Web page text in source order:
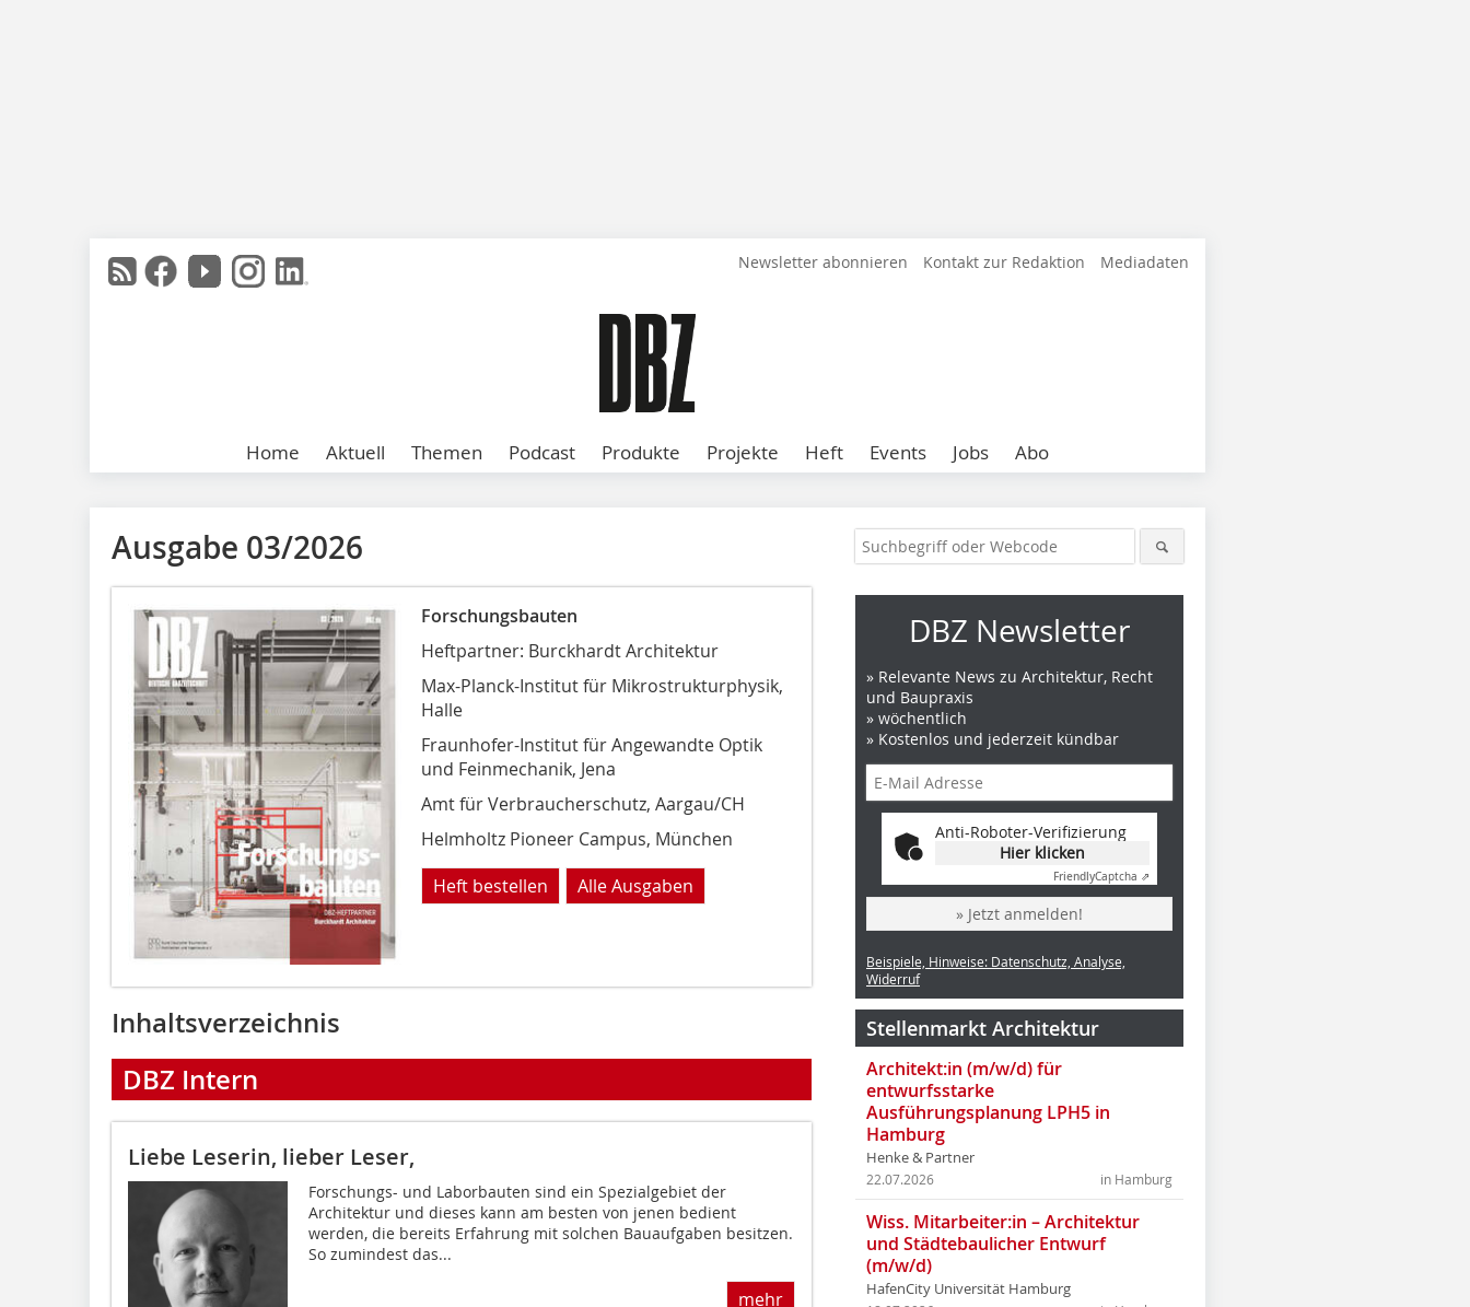
Newsletter abonnieren Kontakt zur Redaktion Mediadaten
Home Aktuell Themen Podcast Produkte Projekte Heft Events Jobs Abo
Ausgabe 03/2026
Forschungsbauten
Heftpartner: Burckhardt Architektur
Max-Planck-Institut für Mikrostrukturphysik,
Halle
Fraunhofer-Institut für Angewandte Optik
und Feinmechanik, Jena
Amt für Verbraucherschutz, Aargau/CH
Helmholtz Pioneer Campus, München
Heft bestellen
Alle Ausgaben
Inhaltsverzeichnis
DBZ Intern
Liebe Leserin, lieber Leser,
Forschungs- und Laborbauten sind ein Spezialgebiet der
Architektur und dieses kann am besten von jenen bedient
werden, die bereits Erfahrung mit solchen Bauaufgaben besitzen.
So zumindest das...
mehr
DBZ Newsletter
» Relevante News zu Architektur, Recht
und Baupraxis
» wöchentlich
» Kostenlos und jederzeit kündbar
Anti-Roboter-Verifizierung
Hier klicken
FriendlyCaptcha ⇗
» Jetzt anmelden!
Beispiele, Hinweise: Datenschutz, Analyse,
Widerruf
Stellenmarkt Architektur
Architekt:in (m/w/d) für
entwurfsstarke
Ausführungsplanung LPH5 in
Hamburg
Henke & Partner
in Hamburg
22.07.2026
Wiss. Mitarbeiter:in – Architektur
und Städtebaulicher Entwurf
(m/w/d)
HafenCity Universität Hamburg